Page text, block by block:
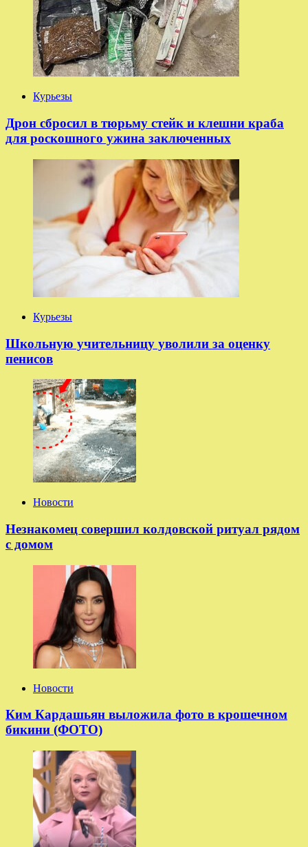
Курьезы
Дрон сбросил в тюрьму стейк и клешни краба
для роскошного ужина заключенных
Курьезы
Школьную учительницу уволили за оценку
пенисов
Новости
Незнакомец совершил колдовской ритуал рядом
с домом
Новости
Ким Кардашьян выложила фото в крошечном
бикини (ФОТО)